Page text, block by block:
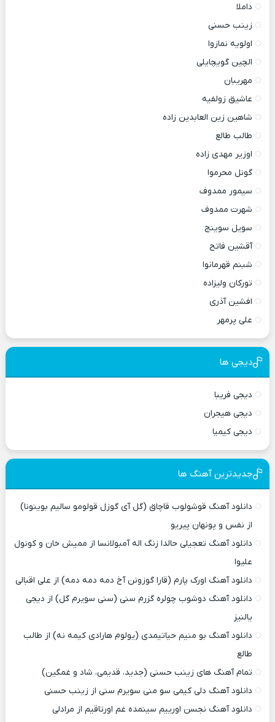
داملا
زینب حسنی
اولویه نمازوا
الچین گویچایلی
مهریبان
عاشیق زولفیه
شاهین زین العابدین زاده
طالب طالع
اوزیر مهدی زاده
گونل محرموا
سیمور ممدوف
شهرت ممدوف
سویل سوینج
آقشین فاتح
شبنم قهرمانوا
تورکان ولیزاده
افشین آذری
علی پرمهر
دیجی ها
دیجی فریبا
دیجی هیجران
دیجی کیمیا
جدیدترین آهنگ ها
دانلود آهنگ قوشولوب قاچاق (گل آی گوزل قولومو سالیم بوینونا)
از نفس و پونهان پیریو
دانلود آهنگ تعجیلی حالدا زنگ اله آمبولانسا از ممیش خان و کونول
علیوا
دانلود آهنگ اورک پارم (قارا گوزونن آخ دمه دمه دمه) از علی اقبالی
دانلود آهنگ دوشوب چولره گزرم سنی (سنی سویرم گل) از دیجی
یالنیز
دانلود آهنگ بو منیم حیاتیمدی (یولوم هارادی کیمه نه) از طالب
طالع
تمام آهنگ های زینب حسنی (جدید، قدیمی، شاد و غمگین)
دانلود آهنگ دلی کیمی سو منی سویرم سنی از زینب حسنی
دانلود آهنگ نجسن اورییم سینمده غم اورتاقیم از مرادلی